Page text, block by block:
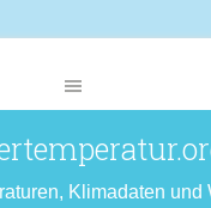
Klimadaten und